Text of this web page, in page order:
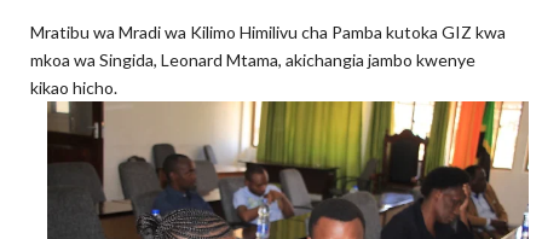
Mratibu wa Mradi wa Kilimo Himilivu cha Pamba kutoka GIZ kwa
mkoa wa Singida, Leonard Mtama, akichangia jambo kwenye
kikao hicho.